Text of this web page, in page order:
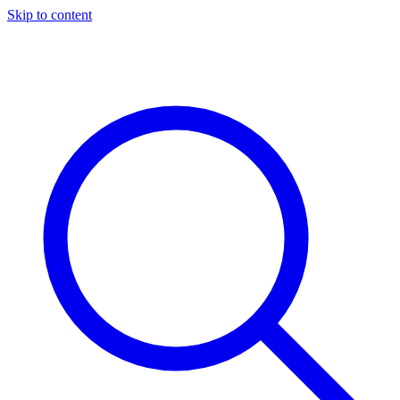
Skip to content